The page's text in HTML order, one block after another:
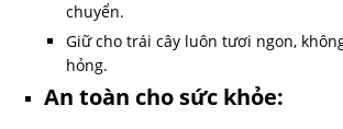
chuyển.
Giữ cho trái cây luôn tươi ngon,
hỏng.
An toàn cho sức khỏe: